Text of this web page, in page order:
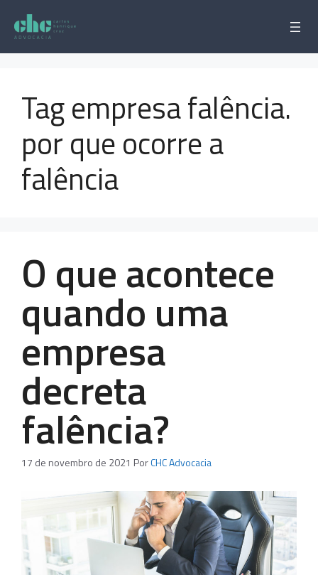
para
conteúdo
Tag empresa falência.
por que ocorre a
falência
O que acontece
quando uma
empresa
decreta
falência?
17 de novembro de 2021 PorCHC Advocacia